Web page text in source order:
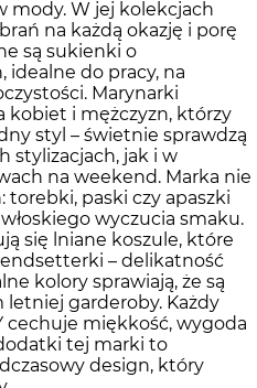
mody. W jej kolekcjach
na każdą okazję i porę
są sukienki o
do pracy, na
Marynarki
kobiet i mężczyzn, którzy
styl – świetnie sprawdzą
stylizacjach, jak i w
na weekend. Marka nie
paski czy apaszki
wyczucia smaku.
się lniane koszule, które
– delikatność
kolory sprawiają, że są
garderoby. Każdy
miękkość, wygoda
tej marki to
design, który